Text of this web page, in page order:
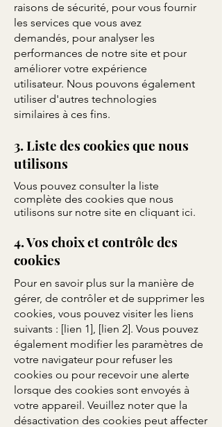
raisons de sécurité, pour vous fournir
les services que vous avez
demandés, pour analyser les
performances de notre site et pour
améliorer votre expérience
utilisateur. Nous pouvons également
utiliser d'autres technologies
similaires à ces fins.
3. Liste des cookies que nous
utilisons
Vous pouvez consulter la liste
complète des cookies que nous
utilisons sur notre site en cliquant ici.
4. Vos choix et contrôle des
cookies
Pour en savoir plus sur la manière de
gérer, de contrôler et de supprimer les
cookies, vous pouvez visiter les liens
suivants : [lien 1], [lien 2]. Vous pouvez
également modifier les paramètres de
votre navigateur pour refuser les
cookies ou pour recevoir une alerte
lorsque des cookies sont envoyés à
votre appareil. Veuillez noter que la
désactivation des cookies peut affecter